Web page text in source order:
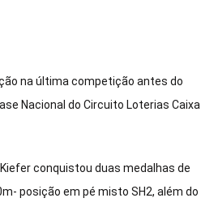
na última competição antes do
Nacional do Circuito Loterias Caixa
conquistou duas medalhas de
posição em pé misto SH2, além do